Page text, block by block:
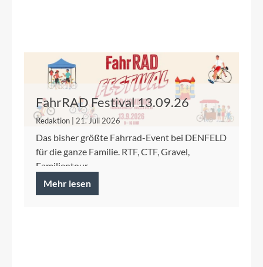
FahrRAD Festival 13.09.26
Redaktion | 21. Juli 2026
Das bisher größte Fahrrad-Event bei DENFELD
für die ganze Familie. RTF, CTF, Gravel,
Familientour.
Mehr lesen